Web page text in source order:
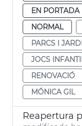
EN PORTADA
NORMAL
PARCS I
JOCS
RENOVACIÓ
MÓNICA GIL